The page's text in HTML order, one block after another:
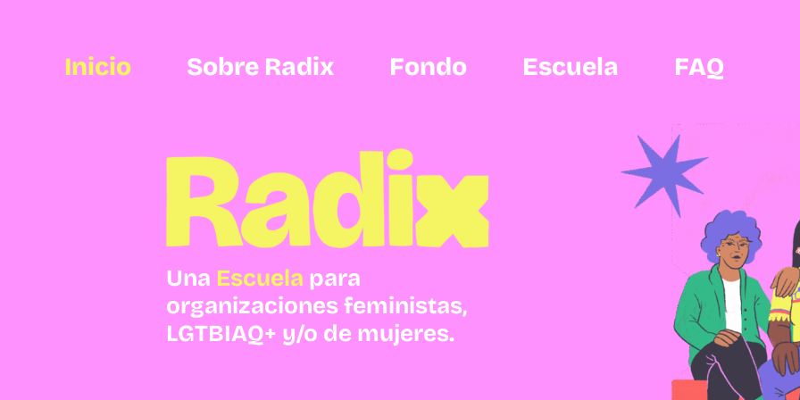
Inicio Sobre Radix Fondo Escuela FAQ
Una Escuela para
organizaciones feministas,
LGTBIAQ+ y/o de mujeres.